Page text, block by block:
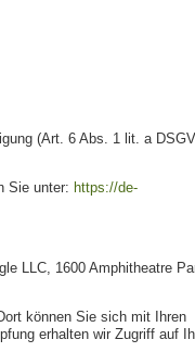
(Art. 6 Abs. 1 lit. a
Sie unter: https://de-
LLC, 1600 Amphitheatre
können Sie sich mit Ihren
erhalten wir Zugriff auf